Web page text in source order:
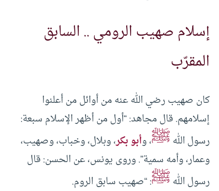
إسلام صهيب الرومي .. السابق
المقرّب
كان صهيب رضي الله عنه من أوائل من أعلنوا
إسلامهم. قال مجاهد: “أول من أظهر الإسلام سبعة:
رسول اللهﷺ، وأبو بكر، وبلال، وخباب، وصهيب،
وعمار، وأمه سمية”. وروى يونس، عن الحسن: قال
رسول اللهﷺ: “صهيب سابق الروم.